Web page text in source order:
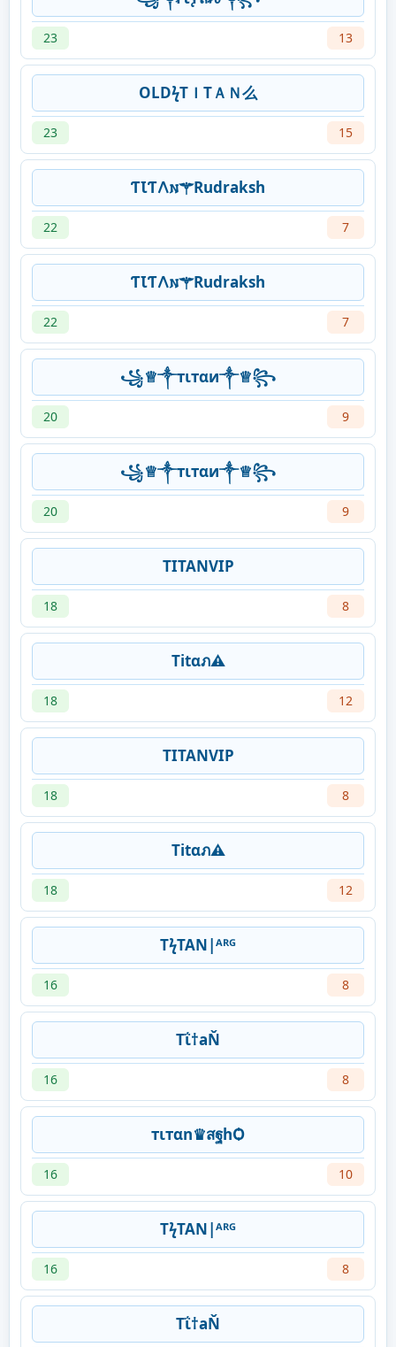
23 13
OLDϟTＩTＡＮ么
23 15
ƬꙆƬ𐌡𐌽⚚Rudraksh
22 7
ƬꙆƬ𐌡𐌽⚚Rudraksh
22 7
꧁♕༒тιтαи༒♕꧂
20 9
꧁♕༒тιтαи༒♕꧂
20 9
TITANVIP
18 8
Titαภ⚠
18 12
TITANVIP
18 8
Titαภ⚠
18 12
TϟTAN|ᴬᴿᴳ
16 8
Tΐ†aŇ
16 8
тιтαn♛สฐhѺ
16 10
TϟTAN|ᴬᴿᴳ
16 8
Tΐ†aŇ